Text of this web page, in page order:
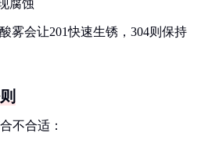
腐蚀
雾会让201快速生锈，304则保持
不合适：